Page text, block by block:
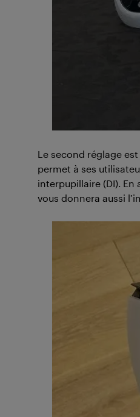
Le second réglage
permet à ses
interpupillaire (DI).
vous donnera aussi